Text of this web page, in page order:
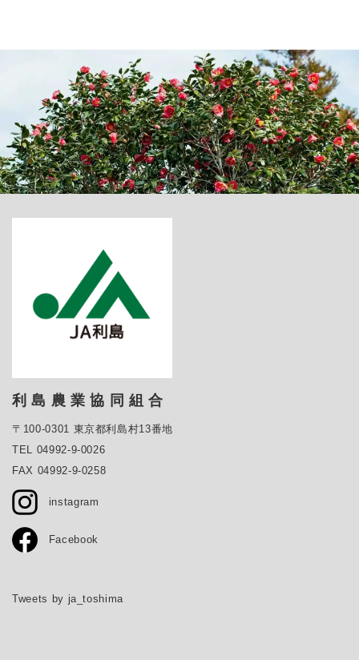
利 島 農 業 協 同 組 合
〒100-0301 東京都利島村13番地
TEL 04992-9-0026
FAX 04992-9-0258
instagram
Facebook
Tweets by ja_toshima